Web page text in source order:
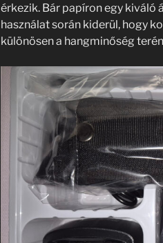
érkezik. Bár papíron egy kiváló
használat során kiderül, hogy
különösen a hangminőség